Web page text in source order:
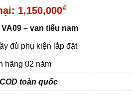
1,150,000₫
VA09 – van tiểu nam
đủ phụ kiện lắp đặt
hãng 02 năm
toàn quốc